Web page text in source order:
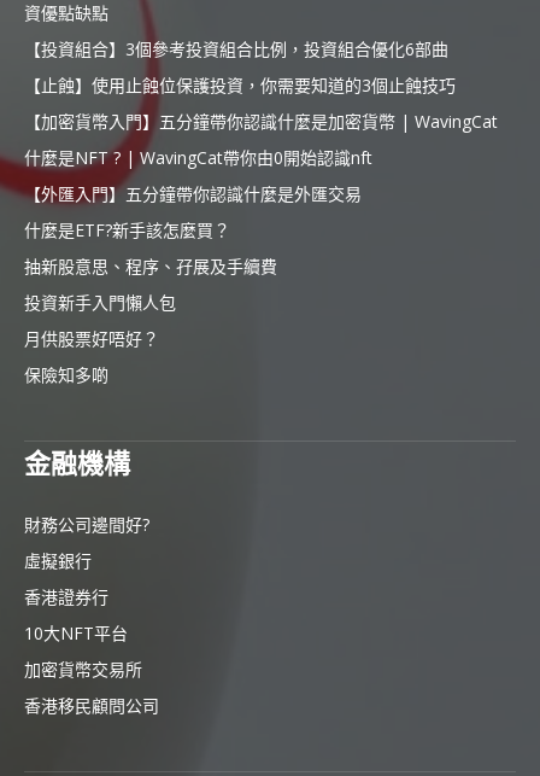
資優點缺點
【投資組合】3個參考投資組合比例，投資組合優化6部曲
【止蝕】使用止蝕位保護投資，你需要知道的3個止蝕技巧
【加密貨幣入門】五分鐘帶你認識什麼是加密貨幣 | WavingCat
什麼是NFT ? | WavingCat帶你由0開始認識nft
【外匯入門】五分鐘帶你認識什麼是外匯交易
什麼是ETF?新手該怎麼買？
抽新股意思、程序、孖展及手續費
投資新手入門懶人包
月供股票好唔好？
保險知多啲
金融機構
財務公司邊間好?
虛擬銀行
香港證券行
10大NFT平台
加密貨幣交易所
香港移民顧問公司